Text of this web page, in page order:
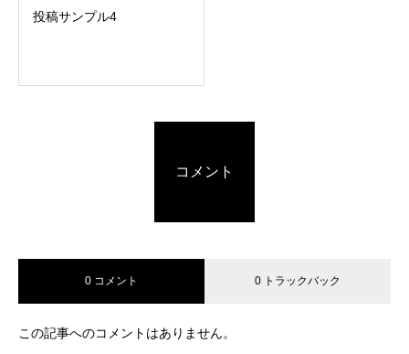
投稿サンプル4
コメント
0 コメント 0 トラックバック
この記事へのコメントはありません。